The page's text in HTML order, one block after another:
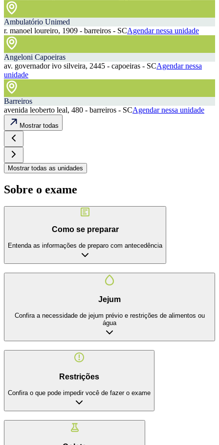
Ambulatório Unimed
r. manoel loureiro, 1909 - barreiros - SCAgendar nessa unidade
Angeloni Capoeiras
av. governador ivo silveira, 2445 - capoeiras - SCAgendar nessa
unidade
Barreiros
avenida leoberto leal, 480 - barreiros - SCAgendar nessa unidade
Mostrar todas
Mostrar todas as unidades
Sobre o exame
Como se preparar
Entenda as informações de preparo com antecedência
Jejum
Confira a necessidade de jejum prévio e restrições de alimentos ou
água
Restrições
Confira o que pode impedir você de fazer o exame